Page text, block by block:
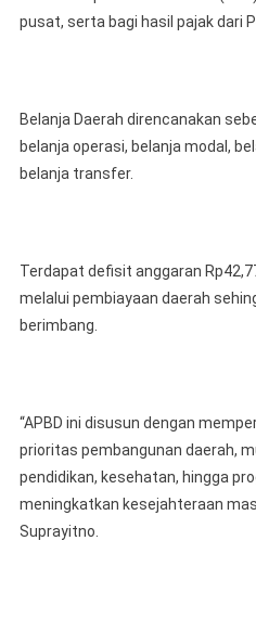
pusat, serta bagi hasil pajak dari
Belanja Daerah direncanakan
belanja operasi, belanja modal,
belanja transfer.
Terdapat defisit anggaran
melalui pembiayaan daerah
berimbang.
“APBD ini disusun dengan
prioritas pembangunan daerah,
pendidikan, kesehatan, hingga
meningkatkan kesejahteraan
Suprayitno.